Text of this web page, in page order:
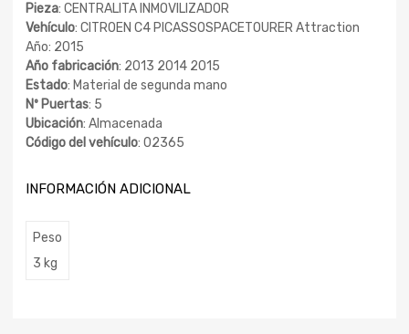
Pieza: CENTRALITA INMOVILIZADOR
Vehículo: CITROEN C4 PICASSOSPACETOURER Attraction
Año: 2015
Año fabricación: 2013 2014 2015
Estado: Material de segunda mano
Nº Puertas: 5
Ubicación: Almacenada
Código del vehículo: 02365
INFORMACIÓN ADICIONAL
Peso
3 kg